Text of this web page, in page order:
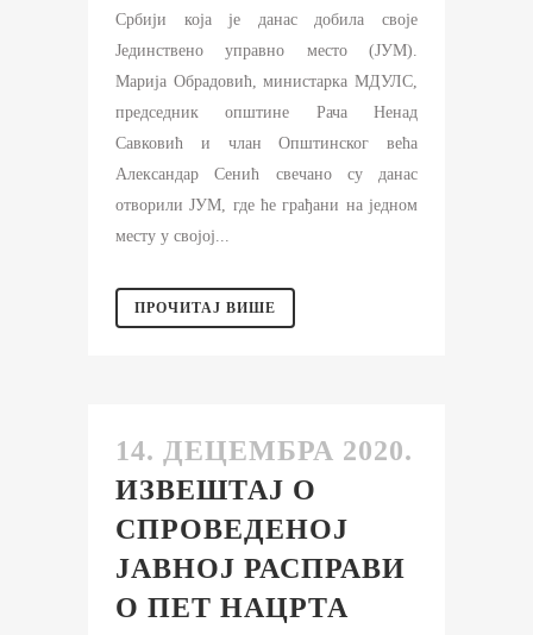
Србији која је данас добила своје
Јединствено управно место (ЈУМ).
Марија Обрадовић, министарка МДУЛС,
председник општине Рача Ненад
Савковић и члан Општинског већа
Александар Сенић свечано су данас
отворили ЈУМ, где ће грађани на једном
месту у својој...
ПРОЧИТАЈ ВИШЕ
14. ДЕЦЕМБРА 2020.
ИЗВЕШТАЈ О
СПРОВЕДЕНОЈ
ЈАВНОЈ РАСПРАВИ
О ПЕТ НАЦРТА